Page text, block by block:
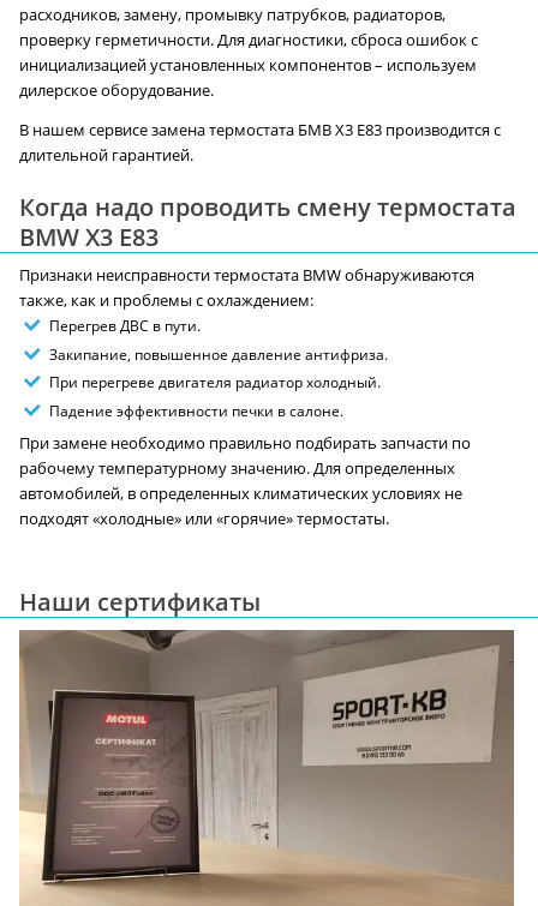
расходников, замену, промывку патрубков, радиаторов,
проверку герметичности. Для диагностики, сброса ошибок с
инициализацией установленных компонентов – используем
дилерское оборудование.
В нашем сервисе замена термостата БМВ X3 E83 производится с
длительной гарантией.
Когда надо проводить смену термостата
BMW X3 E83
Признаки неисправности термостата BMW обнаруживаются
также, как и проблемы с охлаждением:
Перегрев ДВС в пути.
Закипание, повышенное давление антифриза.
При перегреве двигателя радиатор холодный.
Падение эффективности печки в салоне.
При замене необходимо правильно подбирать запчасти по
рабочему температурному значению. Для определенных
автомобилей, в определенных климатических условиях не
подходят «холодные» или «горячие» термостаты.
Наши сертификаты